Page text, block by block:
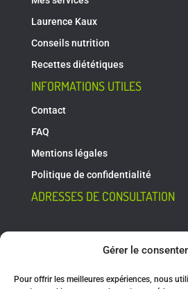
Gérer le
Pour offrir les meilleures expériences, nous
Laurence Kaux
Conseils nutrition
Recettes diététiques
INFORMATIONS UTILES
Contact
FAQ
Mentions légales
Politique de confidentialité
ADRESSES DE CONSULTATION
Rue Hubble 7